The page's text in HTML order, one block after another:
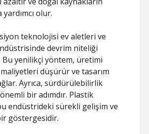
olur.
teknolojisi ev aletleri ve
devrim niteliği
Bu yenilikçi yöntem, üretimi
maliyetleri düşürür ve tasarım
Ayrıca, sürdürülebilirlik
önemli bir adımdır. Plastik
endüstrideki sürekli gelişim ve
göstergesidir.